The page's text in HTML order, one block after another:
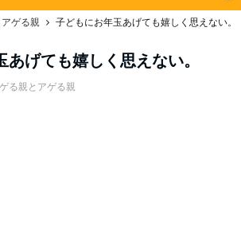
ゲる親 子どもにお年玉あげても嬉しく思えない。
げても嬉しく思えない。
る親とアゲる親